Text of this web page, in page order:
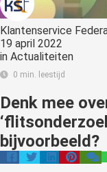
Klantenservice
19 april 2022
in Actualiteiten
0 min. leestijd
Denk mee
bijvoorbeeld?
te
over
van
op
gebruikt
te